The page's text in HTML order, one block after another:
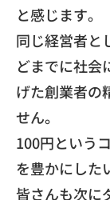
と感じます。
同じ経営者と
どまでに社会
げた創業者の
せん。
​100円という
を豊かにした
皆さんも次に